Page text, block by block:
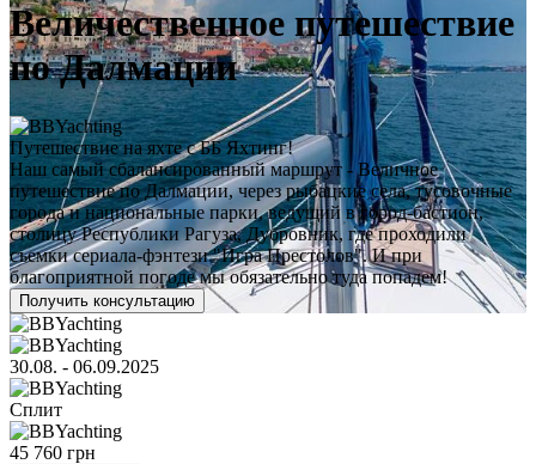
Величественное путешествие
по Далмации
Путешествие на яхте с ББ Яхтинг!
Наш самый сбалансированный маршрут - Величное
путешествие по Далмации, через рыбацкие села, тусовочные
города и национальные парки, ведущий в город-бастион,
столицу Республики Рагуза, Дубровник, где проходили
съемки сериала-фэнтези "Игра Престолов". И при
благоприятной погоде мы обязательно туда попадем!
Получить консультацию
30.08. - 06.09.2025
Сплит
45 760 грн